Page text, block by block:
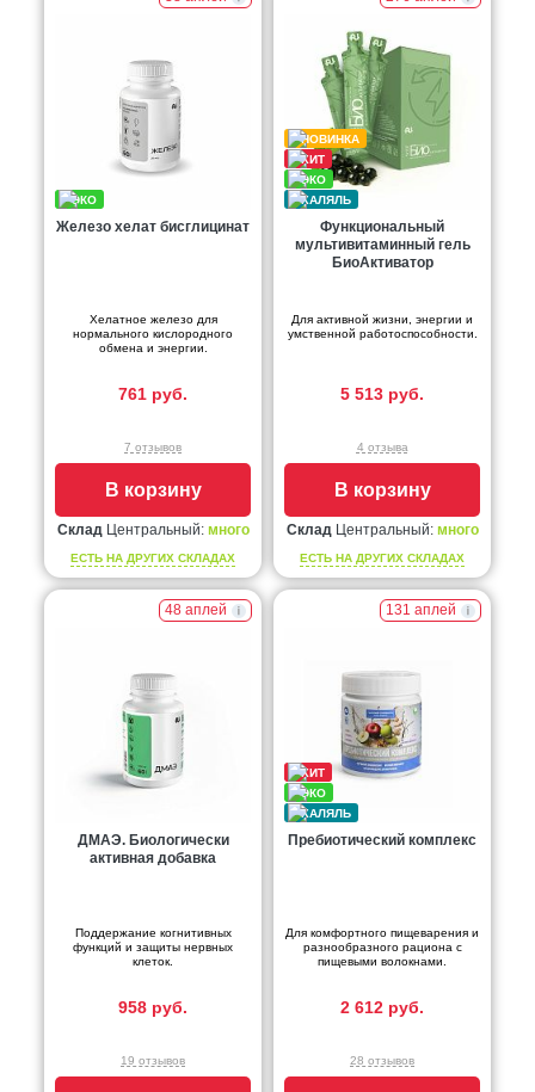
Железо хелат бисглицинат
Хелатное железо для
нормального кислородного
обмена и энергии.
761 руб.
7 отзывов
В корзину
СкладЦентральный: много
ЕСТЬ НА ДРУГИХ СКЛАДАХ
Функциональный
мультивитаминный гель
БиоАктиватор
Для активной жизни, энергии и
умственной работоспособности.
5 513 руб.
4 отзыва
В корзину
СкладЦентральный: много
ЕСТЬ НА ДРУГИХ СКЛАДАХ
48 аплей
ДМАЭ. Биологически
активная добавка
Поддержание когнитивных
функций и защиты нервных
клеток.
958 руб.
19 отзывов
131 аплей
Пребиотический комплекс
Для комфортного пищеварения и
разнообразного рациона с
пищевыми волокнами.
2 612 руб.
28 отзывов